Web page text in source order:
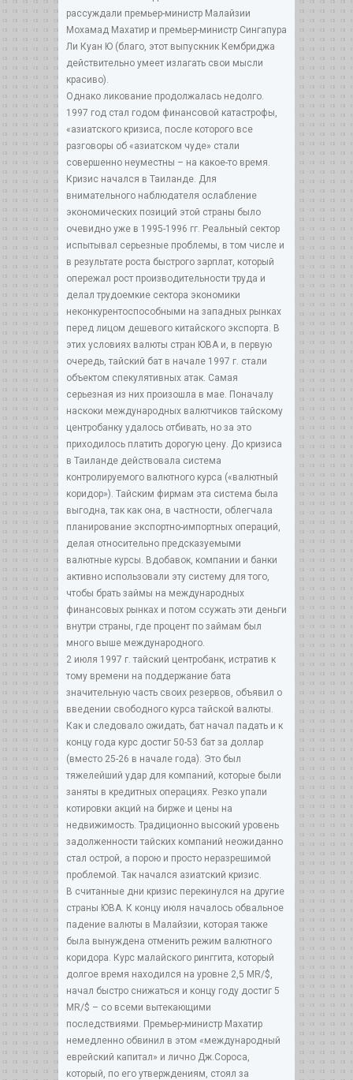
рассуждали премьер-министр Малайзии
Мохамад Махатир и премьер-министр Сингапура
Ли Куан Ю (благо, этот выпускник Кембриджа
действительно умеет излагать свои мысли
красиво).
Однако ликование продолжалась недолго.
1997 год стал годом финансовой катастрофы,
«азиатского кризиса, после которого все
разговоры об «азиатском чуде» стали
совершенно неуместны – на какое-то время.
Кризис начался в Таиланде. Для
внимательного наблюдателя ослабление
экономических позиций этой страны было
очевидно уже в 1995-1996 гг. Реальный сектор
испытывал серьезные проблемы, в том числе и
в результате роста быстрого зарплат, который
опережал рост производительности труда и
делал трудоемкие сектора экономики
неконкурентоспособными на западных рынках
перед лицом дешевого китайского экспорта. В
этих условиях валюты стран ЮВА и, в первую
очередь, тайский бат в начале 1997 г. стали
объектом спекулятивных атак. Самая
серьезная из них произошла в мае. Поначалу
наскоки международных валютчиков тайскому
центробанку удалось отбивать, но за это
приходилось платить дорогую цену. До кризиса
в Таиланде действовала система
контролируемого валютного курса («валютный
коридор»). Тайским фирмам эта система была
выгодна, так как она, в частности, облегчала
планирование экспортно-импортных операций,
делая относительно предсказуемыми
валютные курсы. Вдобавок, компании и банки
активно использовали эту систему для того,
чтобы брать займы на международных
финансовых рынках и потом ссужать эти деньги
внутри страны, где процент по займам был
много выше международного.
2 июля 1997 г. тайский центробанк, истратив к
тому времени на поддержание бата
значительную часть своих резервов, объявил о
введении свободного курса тайской валюты.
Как и следовало ожидать, бат начал падать и к
концу года курс достиг 50-53 бат за доллар
(вместо 25-26 в начале года). Это был
тяжелейший удар для компаний, которые были
заняты в кредитных операциях. Резко упали
котировки акций на бирже и цены на
недвижимость. Традиционно высокий уровень
задолженности тайских компаний неожиданно
стал острой, а порою и просто неразрешимой
проблемой. Так начался азиатский кризис.
В считанные дни кризис перекинулся на другие
страны ЮВА. К концу июля началось обвальное
падение валюты в Малайзии, которая также
была вынуждена отменить режим валютного
коридора. Курс малайского ринггита, который
долгое время находился на уровне 2,5 MR/$,
начал быстро снижаться и концу году достиг 5
MR/$ – со всеми вытекающими
последствиями. Премьер-министр Махатир
немедленно обвинил в этом «международный
еврейский капитал» и лично Дж.Сороса,
который, по его утверждениям, стоял за